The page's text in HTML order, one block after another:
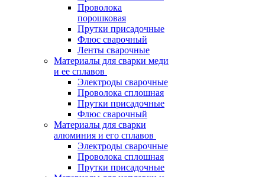
Проволока
порошковая
Прутки присадочные
Флюс сварочный
Ленты сварочные
Материалы для сварки меди
и ее сплавов
Электроды сварочные
Проволока сплошная
Прутки присадочные
Флюс сварочный
Материалы для сварки
алюминия и его сплавов
Электроды сварочные
Проволока сплошная
Прутки присадочные